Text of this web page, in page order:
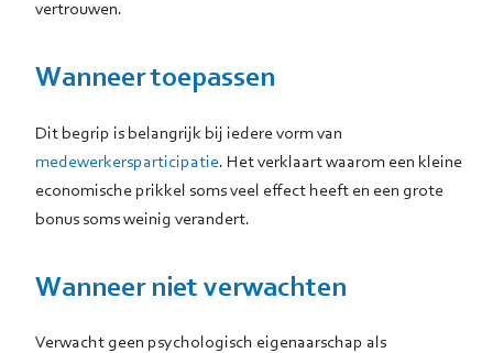
vertrouwen.
Wanneer toepassen
Dit begrip is belangrijk bij iedere vorm van
medewerkersparticipatie. Het verklaart waarom een kleine
economische prikkel soms veel effect heeft en een grote
bonus soms weinig verandert.
Wanneer niet verwachten
Verwacht geen psychologisch eigenaarschap als